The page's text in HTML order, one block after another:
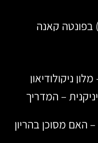
ניקולודיאון
– המדריך
האם מסוכן בהריון